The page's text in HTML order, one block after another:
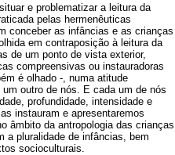
e problematizar a leitura da
pelas hermenêuticas
conceber as infâncias e as crianças
em contraposição à leitura da
de um ponto de vista exterior,
compreensivas ou instauradoras
é olhado -, numa atitude
outro de nós. E cada um de nós
profundidade, intensidade e
instauram e apresentaremos
âmbito da antropologia das crianças
a pluralidade de infâncias, bem
socioculturais.